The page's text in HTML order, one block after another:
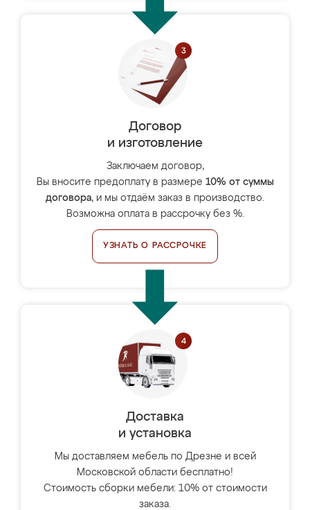
Договор
и изготовление
Заключаем договор,
Вы вносите предоплату в размере 10% от суммы
договора, и мы отдаём заказ в производство.
Возможна оплата в рассрочку без %.
УЗНАТЬ О РАССРОЧКЕ
Доставка
и установка
Мы доставляем мебель по Дрезне и всей
Московской области бесплатно!
Стоимость сборки мебели: 10% от стоимости
заказа.